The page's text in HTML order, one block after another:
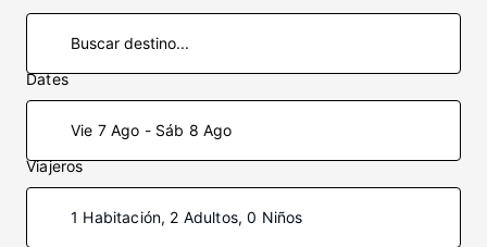
Dates
Vie 7 Ago - Sáb 8 Ago
Viajeros
1 Habitación, 2 Adultos, 0 Niños